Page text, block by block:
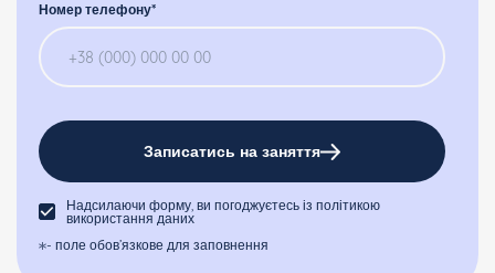
Номер телефону*
Записатись на заняття
Надсилаючи форму, ви погоджуєтесь із політикою
використання даних
- поле обов’язкове для заповнення